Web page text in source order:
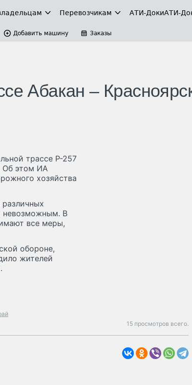
Перевозчикам АТИ-ДокиАТИ-
Добавить машину Заказы
Абакан –
трассе Р-257
Об этом ИА
хозяйства
невозможным. В
все меры,
обороне,
жителей
15 просмотров всего.